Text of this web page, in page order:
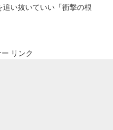
い抜いていい「衝撃の根
リンク